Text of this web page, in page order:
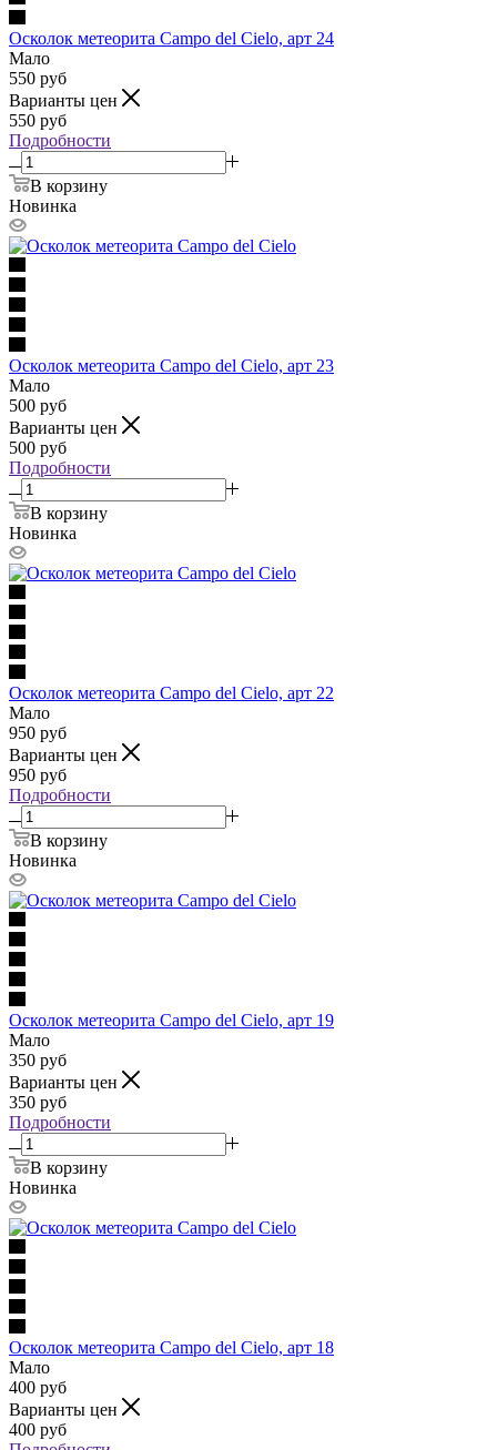
Осколок метеорита Campo del Cielo, арт 24
Мало
550 руб
Варианты цен
550 руб
Подробности
В корзину
Новинка
Осколок метеорита Campo del Cielo, арт 23
Мало
500 руб
Варианты цен
500 руб
Подробности
В корзину
Новинка
Осколок метеорита Campo del Cielo, арт 22
Мало
950 руб
Варианты цен
950 руб
Подробности
В корзину
Новинка
Осколок метеорита Campo del Cielo, арт 19
Мало
350 руб
Варианты цен
350 руб
Подробности
В корзину
Новинка
Осколок метеорита Campo del Cielo, арт 18
Мало
400 руб
Варианты цен
400 руб